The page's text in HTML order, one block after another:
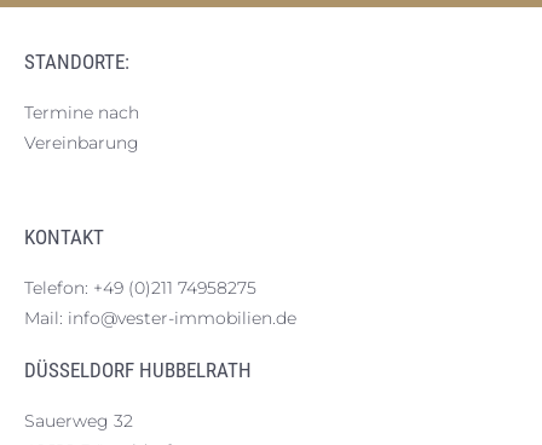
STANDORTE:
Termine nach
Vereinbarung
KONTAKT
Telefon: +49 (0)211 74958275
Mail: info@vester-immobilien.de
DÜSSELDORF HUBBELRATH
Sauerweg 32